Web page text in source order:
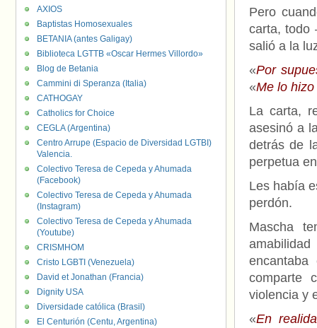
Pero
carta, todo
salió a la
«Por
«Me lo
La carta,
asesinó a
detrás de
perpetua
Les había
perdón.
Mascha
comparte
violencia y
«En
AXIOS
Baptistas Homosexuales
BETANIA (antes Galigay)
Biblioteca LGTTB «Oscar Hermes Villordo»
Blog de Betania
Cammini di Speranza (Italia)
CATHOGAY
Catholics for Choice
CEGLA (Argentina)
Centro Arrupe (Espacio de Diversidad LGTBI)
Valencia.
Colectivo Teresa de Cepeda y Ahumada
(Facebook)
Colectivo Teresa de Cepeda y Ahumada
(Instagram)
Colectivo Teresa de Cepeda y Ahumada
(Youtube)
CRISMHOM
Cristo LGBTI (Venezuela)
David et Jonathan (Francia)
Dignity USA
Diversidade católica (Brasil)
El Centurión (Centu, Argentina)